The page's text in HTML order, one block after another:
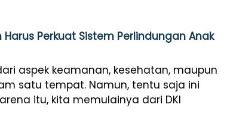
Harus Perkuat Sistem Perlindungan Anak
aspek keamanan, kesehatan, maupun
satu tempat. Namun, tentu saja ini
itu, kita memulainya dari DKI